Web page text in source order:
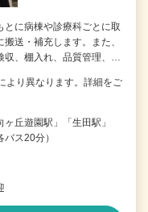
とに病棟や診療科ごとに取
送・補充します。また、
、棚入れ、品質管理、…
り異なります。詳細をご
丘遊園駅」「生田駅」
ス20分）